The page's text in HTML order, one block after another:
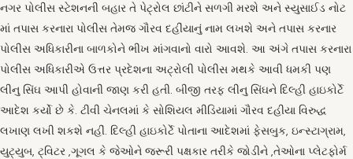
નગર પોલીસ સ્ટેશનની બહાર તે પેટ્રોલ છાંટીને સળગી મરશે અને સ્યુસાઈડ નોટ
માં તપાસ કરનારા પોલીસ તેમજ ગૌરવ દહીંયાનું નામ લખશે અને તપાસ કરનાર
પોલીસ અધિકારીના બાળકોને ભીખ માંગવાનો વારો આવશે. આ અંગે તપાસ કરનારા
પોલીસ અધિકારીએ ઉત્તર પ્રદેશના અટ્રોલી પોલીસ મથકે આવી ધમકી પણ
લીનુ સિંઘ આપી હોવાની જાણ કરી હતી. બીજી તરફ લીનુ સિંઘને દિલ્હી હાઇકોર્ટે
આદેશ કર્યો છે કે. ટીવી ચેનલમાં કે સોશિયલ મીડિયામાં ગૌરવ દહીયા વિરુદ્ધ
લખાણ લખી શકશે નહીં. દિલ્હી હાઇકોર્ટે પોતાના આદેશમાં ફેસબુક, ઇન્સ્ટાગ્રામ,
યુટ્યુબ, ટ્વિટર ,ગૂગલ કે જેઓને જરૂરી પક્ષકાર તરીકે જોડીને ,તેઓના પ્લેટફોર્મ